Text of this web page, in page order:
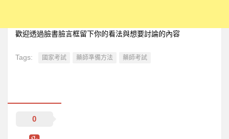
歡迎透過臉書臉言框留下你的看法與想要討論的內容
Tags: 國家考試 藥師準備方法 藥師考試
0